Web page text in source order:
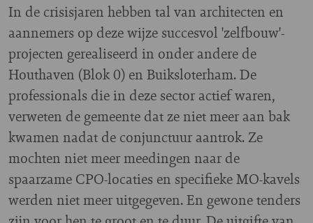
In de crisisjaren hebben tal van architecten en
aannemers op deze wijze succesvol 'zelfbouw'-
projecten gerealiseerd in onder andere de
Houthaven (Blok 0) en Buiksloterham. De
professionals die in deze sector actief waren,
verweten de gemeente dat zeniet meer aan bak
kwamen nadat de conjunctuur aantrok. Ze
mochten niet meer meedingen naar de
spaarzame CPO-locaties en specifieke MO-kavels
werden niet meer uitgegeven. En gewone tenders